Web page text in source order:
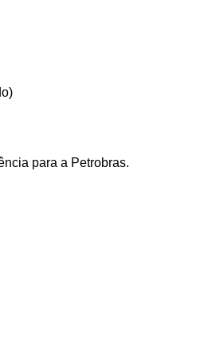
para a Petrobras.